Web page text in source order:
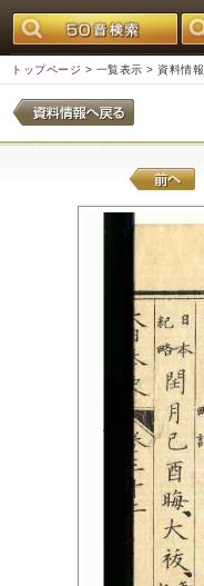
トップページ > 一覧表示 > 資料情報